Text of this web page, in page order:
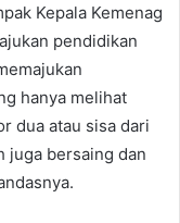
Kepala Kemenag
pendidikan
hanya melihat
dua atau sisa dari
juga bersaing dan